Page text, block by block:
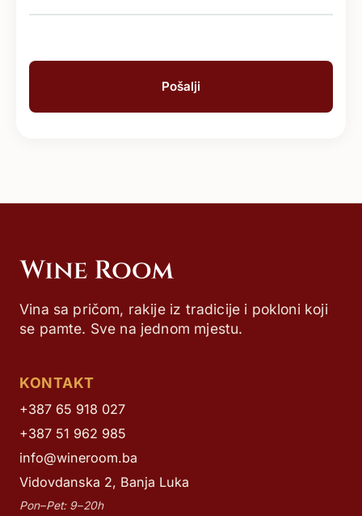
Vina sa pričom, rakije iz tradicije i pokloni koji
se pamte. Sve na jednom mjestu.
KONTAKT
+387 65 918 027
+387 51 962 985
info@wineroom.ba
Vidovdanska 2, Banja Luka
Pon–Pet: 9–20h